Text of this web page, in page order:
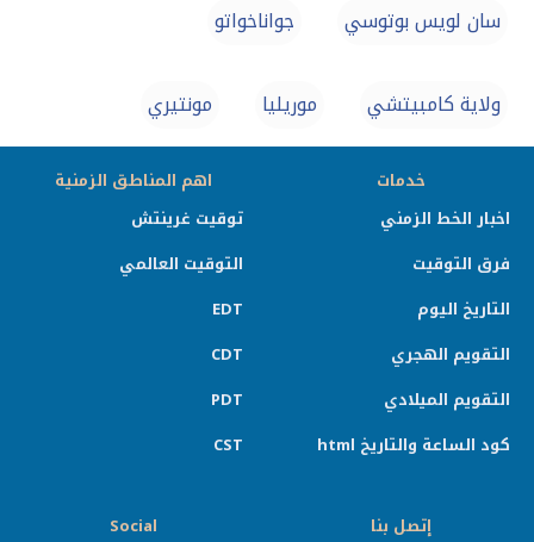
سان لويس بوتوسي جواناخواتو
ولاية كامبيتشي موريليا مونتيري
خدمات
اخبار الخط الزمني
فرق التوقيت
التاريخ اليوم
التقويم الهجري
التقويم الميلادي
كود الساعة والتاريخ html
اهم المناطق الزمنية
توقيت غرينتش
التوقيت العالمي
EDT
CDT
PDT
CST
إتصل بنا
Social